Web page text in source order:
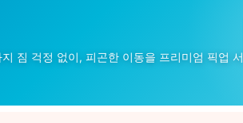
짐 걱정 없이, 피곤한 이동을 프리미엄 픽업 서